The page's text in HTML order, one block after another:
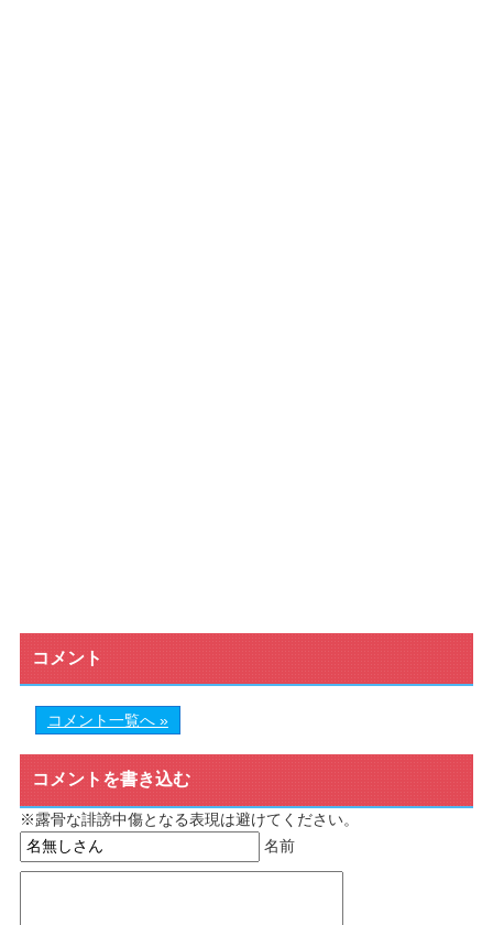
コメント
コメント一覧へ »
コメントを書き込む
※露骨な誹謗中傷となる表現は避けてください。
名前